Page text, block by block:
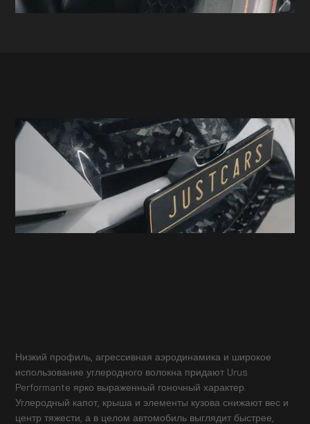
Низкий профиль, агрессивная аэродинамика и широкое
использование углеродного волокна придают Urus
Performante ярко выраженный гоночный характер.
Углеродный капот, крыша и элементы кузова снижают вес и
центр тяжести, а в целом автомобиль выглядит быстрее,